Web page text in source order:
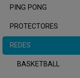
PING PONG
PROTECTORES
REDES
BASKETBALL